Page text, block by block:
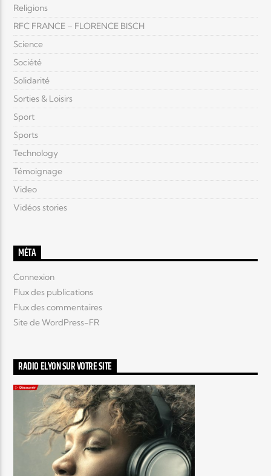
Religions
RFC FRANCE – FLORENCE BISCH
Science
Société
Solidarité
Sorties & Loisirs
Sport
Sports
Technology
Témoignage
Video
Vidéos stories
MÉTA
Connexion
Flux des publications
Flux des commentaires
Site de WordPress-FR
RADIO ELYON SUR VOTRE SITE